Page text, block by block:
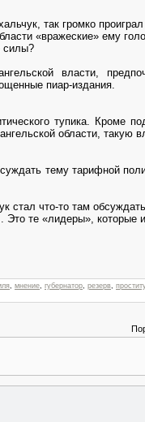
так громко
«вражеские» ему
силы?
власти,
пиар-издания.
тупика. Кроме
области, такую
тему тарифной
стал что-то там
те «лидеры», которые
мнение губернатор резерв